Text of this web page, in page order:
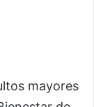
mayores